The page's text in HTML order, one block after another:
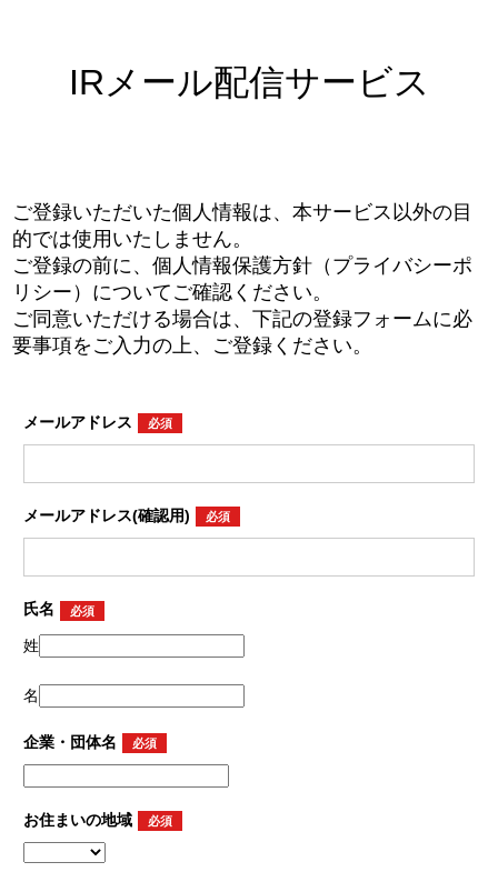
IRメール配信サービス
ご登録いただいた個人情報は、本サービス以外の目
的では使用いたしません。
ご登録の前に、個人情報保護方針（プライバシーポ
リシー）についてご確認ください。
ご同意いただける場合は、下記の登録フォームに必
要事項をご入力の上、ご登録ください。
メールアドレス
メールアドレス(確認用)
氏名
姓
名
企業・団体名
お住まいの地域